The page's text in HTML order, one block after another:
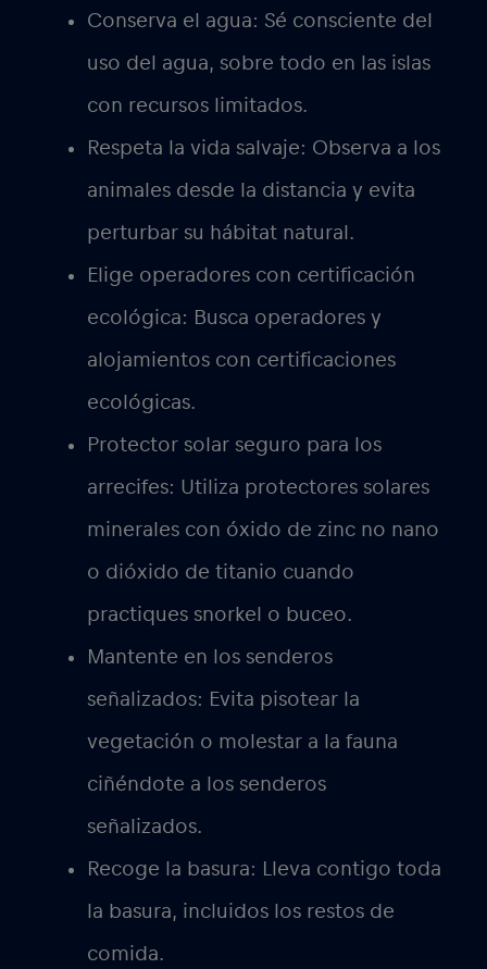
Conserva el agua: Sé consciente del
uso del agua, sobre todo en las islas
con recursos limitados.
Respeta la vida salvaje: Observa a los
animales desde la distancia y evita
perturbar su hábitat natural.
Elige operadores con certificación
ecológica: Busca operadores y
alojamientos con certificaciones
ecológicas.
Protector solar seguro para los
arrecifes: Utiliza protectores solares
minerales con óxido de zinc no nano
o dióxido de titanio cuando
practiques snorkel o buceo.
Mantente en los senderos
señalizados: Evita pisotear la
vegetación o molestar a la fauna
ciñéndote a los senderos
señalizados.
Recoge la basura: Lleva contigo toda
la basura, incluidos los restos de
comida.